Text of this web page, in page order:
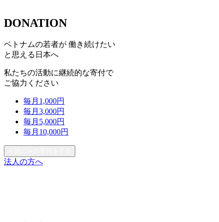
DONATION
ベトナムの若者が 働き続けたい
と思える日本へ
私たちの活動に継続的な寄付で
ご協力ください
毎月 1,000円
毎月 3,000円
毎月 5,000円
毎月 10,000円
法人の方へ